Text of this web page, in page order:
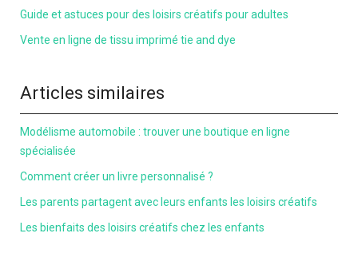
Guide et astuces pour des loisirs créatifs pour adultes
Vente en ligne de tissu imprimé tie and dye
Articles similaires
Modélisme automobile : trouver une boutique en ligne
spécialisée
Comment créer un livre personnalisé ?
Les parents partagent avec leurs enfants les loisirs créatifs
Les bienfaits des loisirs créatifs chez les enfants